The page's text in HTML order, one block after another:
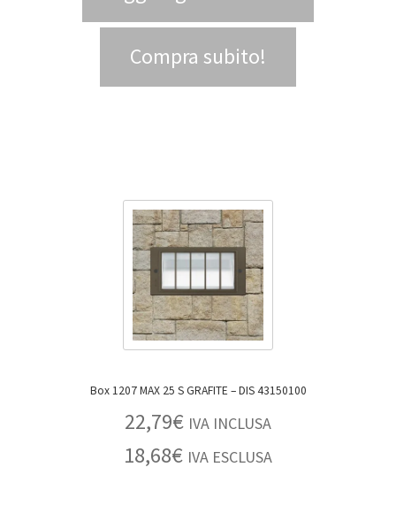
Compra subito!
Box 1207 MAX 25 S GRAFITE – DIS 43150100
22,79€ IVA INCLUSA
18,68€ IVA ESCLUSA